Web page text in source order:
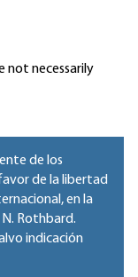
not necessarily
de los
de la libertad
en la
Rothbard.
indicación